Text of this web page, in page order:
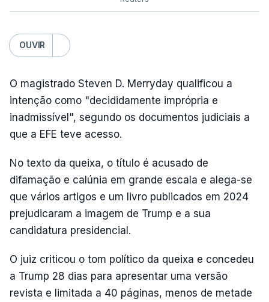
OUVIR
O magistrado Steven D. Merryday qualificou a
intenção como "decididamente imprópria e
inadmissível", segundo os documentos judiciais a
que a EFE teve acesso.
No texto da queixa, o título é acusado de
difamação e calúnia em grande escala e alega-se
que vários artigos e um livro publicados em 2024
prejudicaram a imagem de Trump e a sua
candidatura presidencial.
O juiz criticou o tom político da queixa e concedeu
a Trump 28 dias para apresentar uma versão
revista e limitada a 40 páginas, menos de metade